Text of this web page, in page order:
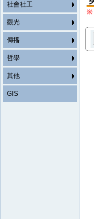
社會社工
觀光
傳播
哲學
其他
GIS
※